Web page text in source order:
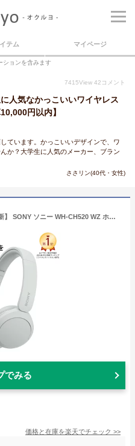
テム マイページ
ションを含みます
7415View 42 コメント
人気なかっこいいワイヤレス
円以内】
ています。かっこいいデザインで、ワ
か？大学生に人気のメーカー、ブラン
ささリン(40代・女性)
【楽天1位/小型軽量/長時間/最新】 SONY ソニー WH-CH520 WZ ホワイト 白 ヘッドホン Bluetooth ワイヤレスヘッドホン 小さめ 小さい コンパクト サイズ マイク付き 通話 iPhone Android PC ブルートゥース
でみる
価格と在庫を楽天でチェック >>